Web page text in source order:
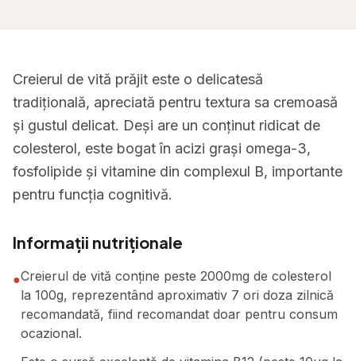
Creierul de vită prăjit este o delicatesă
tradițională, apreciată pentru textura sa cremoasă
și gustul delicat. Deși are un conținut ridicat de
colesterol, este bogat în acizi grași omega-3,
fosfolipide și vitamine din complexul B, importante
pentru funcția cognitivă.
Informații nutriționale
●Creierul de vită conține peste 2000mg de colesterol
la 100g, reprezentând aproximativ 7 ori doza zilnică
recomandată, fiind recomandat doar pentru consum
ocazional.